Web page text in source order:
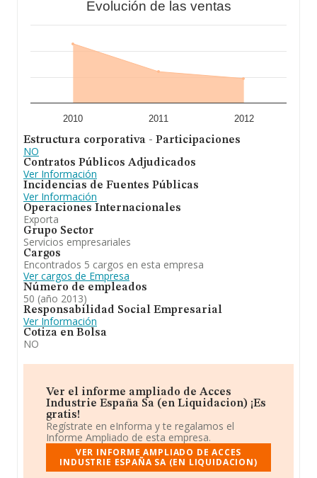
Evolución de las ventas
2010 2011 2012
Estructura corporativa - Participaciones
NO
Contratos Públicos Adjudicados
Ver Información
Incidencias de Fuentes Públicas
Ver Información
Operaciones Internacionales
Exporta
Grupo Sector
Servicios empresariales
Cargos
Encontrados 5 cargos en esta empresa
Ver cargos de Empresa
Número de empleados
50 (año 2013)
Responsabilidad Social Empresarial
Ver Información
Cotiza en Bolsa
NO
Ver el informe ampliado de Acces
Industrie España Sa (en Liquidacion) ¡Es
gratis!
Regístrate en eInforma y te regalamos el
Informe Ampliado de esta empresa.
VER INFORME AMPLIADO DE ACCES
INDUSTRIE ESPAÑA SA (EN LIQUIDACION)